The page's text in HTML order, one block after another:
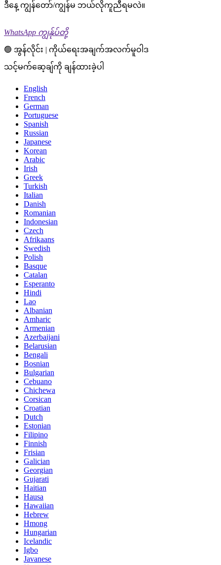
ဒီနေ့ ကျွန်တော်/ကျွန်မ ဘယ်လိုကူညီရမလဲ။
WhatsApp ကျွန်ုပ်တို့
🟢 အွန်လိုင်း | ကိုယ်ရေးအချက်အလက်မူဝါဒ
သင့်မက်ဆေ့ချ်ကို ချန်ထားခဲ့ပါ
English
French
German
Portuguese
Spanish
Russian
Japanese
Korean
Arabic
Irish
Greek
Turkish
Italian
Danish
Romanian
Indonesian
Czech
Afrikaans
Swedish
Polish
Basque
Catalan
Esperanto
Hindi
Lao
Albanian
Amharic
Armenian
Azerbaijani
Belarusian
Bengali
Bosnian
Bulgarian
Cebuano
Chichewa
Corsican
Croatian
Dutch
Estonian
Filipino
Finnish
Frisian
Galician
Georgian
Gujarati
Haitian
Hausa
Hawaiian
Hebrew
Hmong
Hungarian
Icelandic
Igbo
Javanese